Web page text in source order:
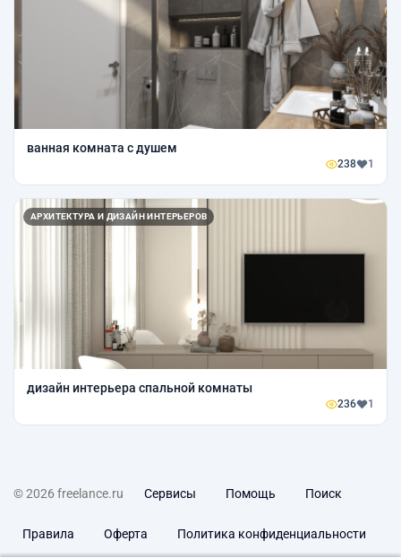
ванная комната с душем
238 1
АРХИТЕКТУРА И ДИЗАЙН ИНТЕРЬЕРОВ
дизайн интерьера спальной комнаты
236 1
© 2026 freelance.ru Сервисы Помощь Поиск
Правила Оферта Политика конфиденциальности